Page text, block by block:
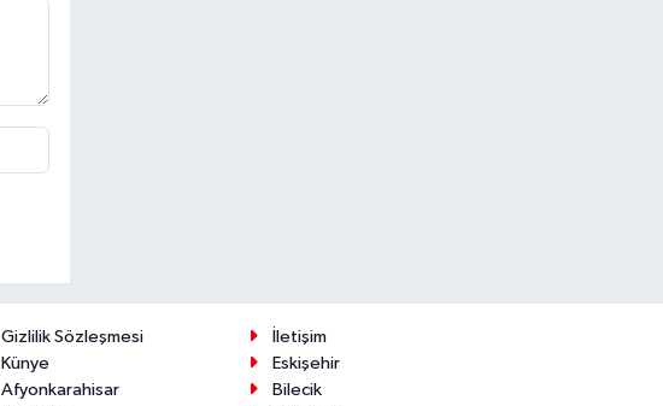
Gizlilik Sözleşmesi
İletişim
Künye
Eskişehir
Afyonkarahisar
Bilecik